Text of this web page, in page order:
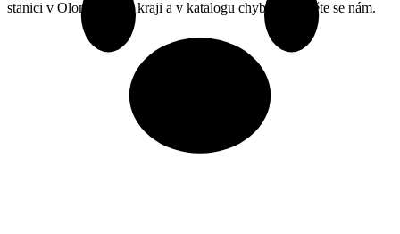
stanici v Olomouckém kraji a v katalogu chybíte? Ozvěte se nám.